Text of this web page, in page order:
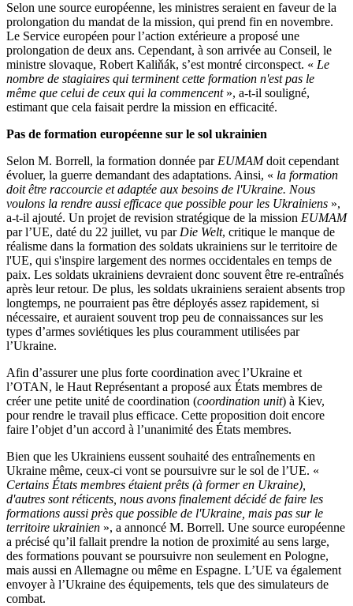
Selon une source européenne, les ministres seraient en faveur de la
prolongation du mandat de la mission, qui prend fin en novembre.
Le Service européen pour l’action extérieure a proposé une
prolongation de deux ans. Cependant, à son arrivée au Conseil, le
ministre slovaque, Robert Kaliňák, s’est montré circonspect. « Le
nombre de stagiaires qui terminent cette formation n'est pas le
même que celui de ceux qui la commencent », a-t-il souligné,
estimant que cela faisait perdre la mission en efficacité.
Pas de formation européenne sur le sol ukrainien
Selon M. Borrell, la formation donnée par EUMAMdoit cependant
évoluer, la guerre demandant des adaptations. Ainsi, « la formation
doit être raccourcie et adaptée aux besoins de l'Ukraine. Nous
voulons la rendre aussi efficace que possible pour les Ukrainiens »,
a-t-il ajouté. Un projet de revision stratégique de la mission EUMAM
par l’UE, daté du 22 juillet, vu par Die Welt, critique le manque de
réalisme dans la formation des soldats ukrainiens sur le territoire de
l'UE, qui s'inspire largement des normes occidentales en temps de
paix. Les soldats ukrainiens devraient donc souvent être re-entraînés
après leur retour. De plus, les soldats ukrainiens seraient absents trop
longtemps, ne pourraient pas être déployés assez rapidement, si
nécessaire, et auraient souvent trop peu de connaissances sur les
types d’armes soviétiques les plus couramment utilisées par
l’Ukraine.
Afin d’assurer une plus forte coordination avec l’Ukraine et
l’OTAN, le Haut Représentant a proposé aux États membres de
créer une petite unité de coordination (coordination unit) à Kiev,
pour rendre le travail plus efficace. Cette proposition doit encore
faire l’objet d’un accord à l’unanimité des États membres.
Bien que les Ukrainiens eussent souhaité des entraînements en
Ukraine même, ceux-ci vont se poursuivre sur le sol de l’UE. «
Certains États membres étaient prêts (à former en Ukraine),
d'autres sont réticents, nous avons finalement décidé de faire les
formations aussi près que possible de l'Ukraine, mais pas sur le
territoire ukrainien », a annoncé M. Borrell. Une source européenne
a précisé qu’il fallait prendre la notion de proximité au sens large,
des formations pouvant se poursuivre non seulement en Pologne,
mais aussi en Allemagne ou même en Espagne. L’UE va également
envoyer à l’Ukraine des équipements, tels que des simulateurs de
combat.